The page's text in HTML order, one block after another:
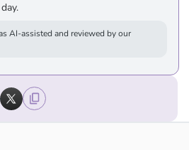
AI-assisted and reviewed by our